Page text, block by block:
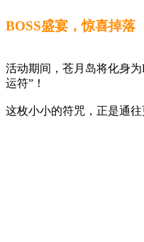
BOSS盛宴，惊喜掉落
活动期间，苍月岛将化身
运符”！
这枚小小的符咒，正是通往